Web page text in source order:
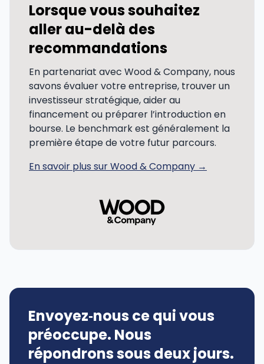
Lorsque vous souhaitez
aller au-delà des
recommandations
En partenariat avec Wood & Company, nous
savons évaluer votre entreprise, trouver un
investisseur stratégique, aider au
financement ou préparer l’introduction en
bourse. Le benchmark est généralement la
première étape de votre futur parcours.
En savoir plus sur Wood & Company →
Envoyez‑nous ce qui vous
préoccupe. Nous
répondrons sous deux jours.